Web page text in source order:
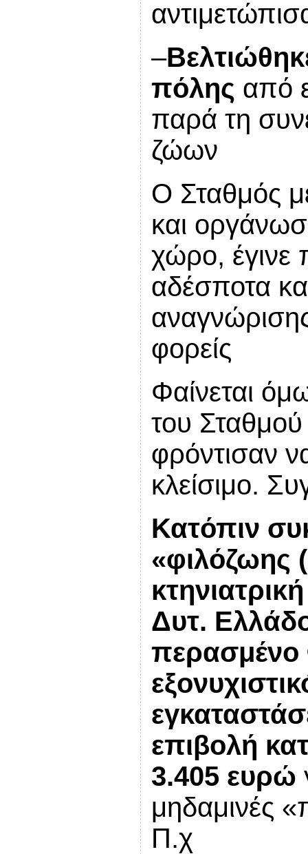
–
πόλης από
παρά τη
ζώων
Ο Σταθμός
και
χώρο, έγινε
αδέσποτα
φορείς
Φαίνεται
του Σταθμού
φρόντισαν
κλείσιμο.
Κατόπιν
«φιλόζωης
Δυτ.
περασμένο
επιβολή
3.405 ευρώ
μηδαμινές
Π.χ